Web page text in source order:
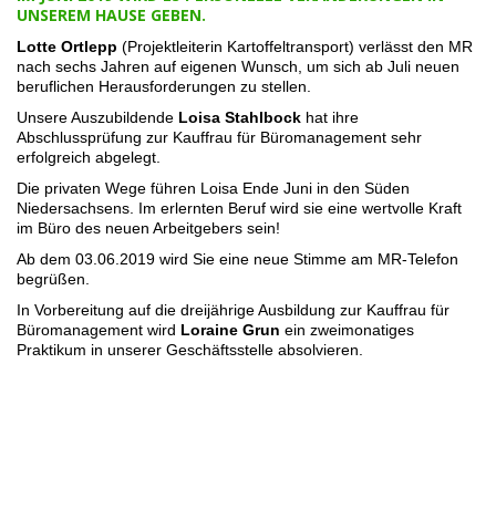
UNSEREM HAUSE GEBEN.
Lotte Ortlepp (Projektleiterin Kartoffeltransport) verlässt den MR
nach sechs Jahren auf eigenen Wunsch, um sich ab Juli neuen
beruflichen Herausforderungen zu stellen.
Unsere Auszubildende Loisa Stahlbock hat ihre
Abschlussprüfung zur Kauffrau für Büromanagement sehr
erfolgreich abgelegt.
Die privaten Wege führen Loisa Ende Juni in den Süden
Niedersachsens. Im erlernten Beruf wird sie eine wertvolle Kraft
im Büro des neuen Arbeitgebers sein!
Ab dem 03.06.2019 wird Sie eine neue Stimme am MR-Telefon
begrüßen.
In Vorbereitung auf die dreijährige Ausbildung zur Kauffrau für
Büromanagement wird Loraine Grun ein zweimonatiges
Praktikum in unserer Geschäftsstelle absolvieren.